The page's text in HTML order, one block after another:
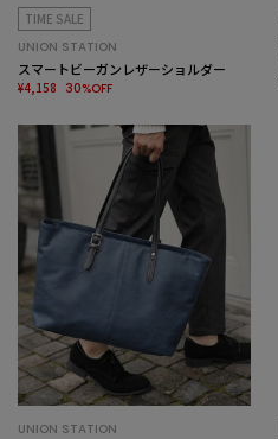
TIME SALE
UNION STATION
スマートビーガンレザーショルダー
¥4,158 30%OFF
UNION STATION